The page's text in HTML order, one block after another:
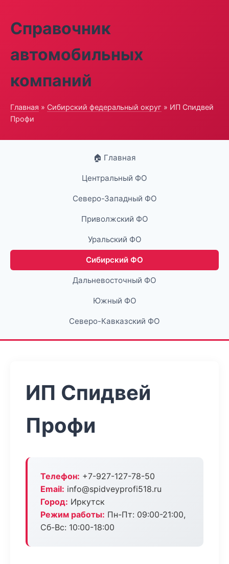
Справочник
автомобильных
компаний
Главная » Сибирский федеральный округ » ИП Спидвей
Профи
🏠 Главная
Центральный ФО
Северо-Западный ФО
Приволжский ФО
Уральский ФО
Сибирский ФО
Дальневосточный ФО
Южный ФО
Северо-Кавказский ФО
ИП Спидвей
Профи
Телефон: +7-927-127-78-50
Email: info@spidveyprofi518.ru
Город: Иркутск
Режим работы: Пн-Пт: 09:00-21:00,
Сб-Вс: 10:00-18:00